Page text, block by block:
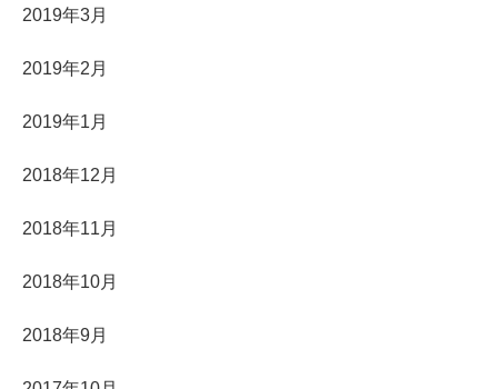
2019年3月
2019年2月
2019年1月
2018年12月
2018年11月
2018年10月
2018年9月